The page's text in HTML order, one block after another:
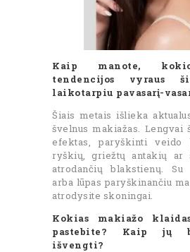
Kaip manote,
tendencijos vyraus
laikotarpiu pavasarį-
Šiais metais išlieka
švelnus makiažas. Lengvai
efektas, paryškinti veido
ryškių, griežtų antakių ar
atrodančių blakstienų. Su
arba lūpas paryškinančiu
atrodysite skoningai.
Kokias makiažo
pastebite? Kaip jų
išvengti?